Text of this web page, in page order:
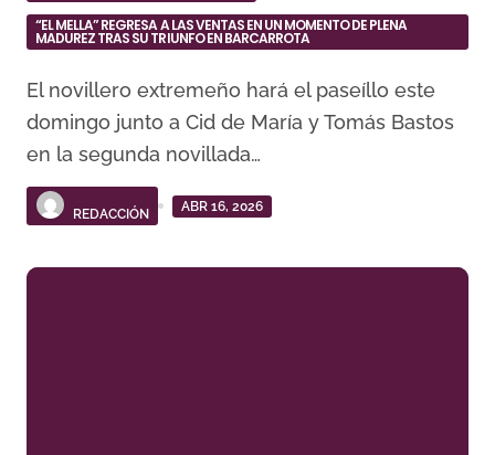
“EL MELLA” REGRESA A LAS VENTAS EN UN MOMENTO DE PLENA
MADUREZ TRAS SU TRIUNFO EN BARCARROTA
El novillero extremeño hará el paseíllo este
domingo junto a Cid de María y Tomás Bastos
en la segunda novillada…
REDACCIÓN
ABR 16, 2026